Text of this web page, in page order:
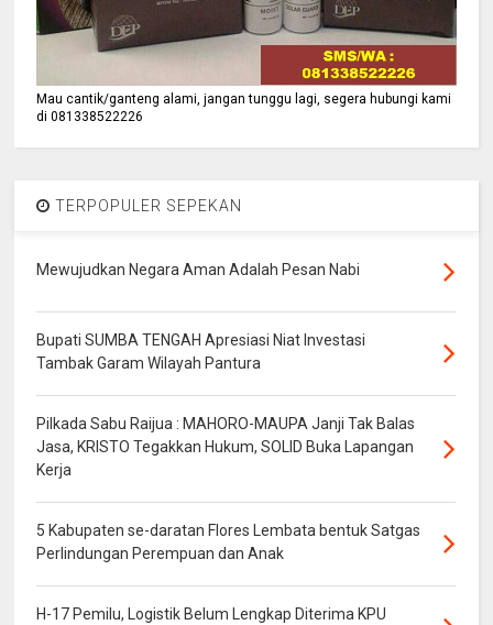
Mau cantik/ganteng alami, jangan tunggu lagi, segera hubungi kami
di 081338522226
TERPOPULER SEPEKAN
Mewujudkan Negara Aman Adalah Pesan Nabi
Bupati SUMBA TENGAH Apresiasi Niat Investasi
Tambak Garam Wilayah Pantura
Pilkada Sabu Raijua : MAHORO-MAUPA Janji Tak Balas
Jasa, KRISTO Tegakkan Hukum, SOLID Buka Lapangan
Kerja
5 Kabupaten se-daratan Flores Lembata bentuk Satgas
Perlindungan Perempuan dan Anak
H-17 Pemilu, Logistik Belum Lengkap Diterima KPU